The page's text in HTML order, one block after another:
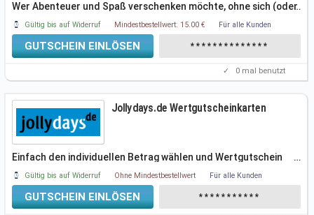
Wer Abenteuer und Spaß verschenken möchte, ohne sich (oder
den Beschenkten) auf
…
Gültig bis auf Widerruf Mindestbestellwert: 15.00 € Für alle Kunden
GUTSCHEIN EINLÖSEN **************
✓ 0 mal benutzt
Jollydays.de Wertgutscheinkarten
Einfach den individuellen Betrag wählen und Wertgutschein
bestellen bei
…
Gültig bis auf Widerruf Ohne Mindestbestellwert Für alle Kunden
GUTSCHEIN EINLÖSEN ***********